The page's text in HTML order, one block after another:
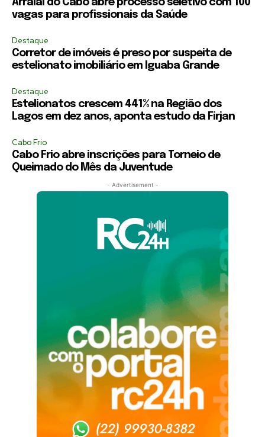
Arraial do Cabo abre processo seletivo com 100
vagas para profissionais da Saúde
Destaque
Corretor de imóveis é preso por suspeita de
estelionato imobiliário em Iguaba Grande
Destaque
Estelionatos crescem 441% na Região dos
Lagos em dez anos, aponta estudo da Firjan
Cabo Frio
Cabo Frio abre inscrições para Torneio de
Queimado do Mês da Juventude
- Advertisement -